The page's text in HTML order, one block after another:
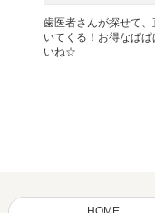
歯医者さんが探せて
いてくる！お得なぱ
いね☆